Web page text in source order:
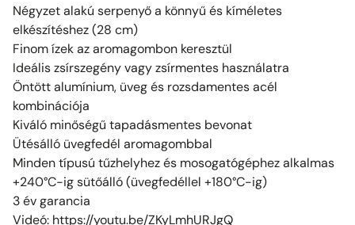
Négyzet alakú serpenyő a könnyű és kíméletes
elkészítéshez (28 cm)
Finom ízek az aromagombon keresztül
Ideális zsírszegény vagy zsírmentes használatra
Öntött alumínium, üveg és rozsdamentes acél
kombinációja
Kiváló minőségű tapadásmentes bevonat
Ütésálló üvegfedél aromagombbal
Minden típusú tűzhelyhez és mosogatógéphez alkalmas
+240°C-ig sütőálló (üvegfedéllel +180°C-ig)
3 év garancia
Videó: https://youtu.be/ZKyLmhURJgQ